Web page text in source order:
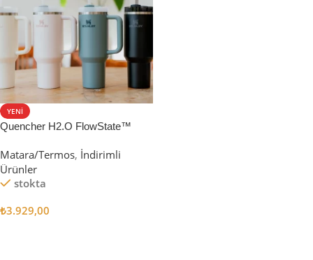
YENI
Quencher H2.O FlowState™
Matara/Termos, İndirimli
Ürünler
stokta
₺3.929,00